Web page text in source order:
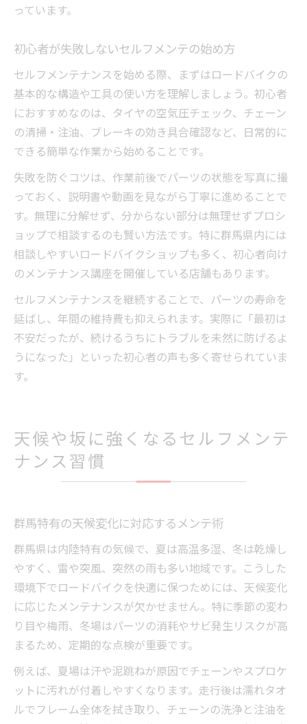
っています。
初心者が失敗しないセルフメンテの始め方
セルフメンテナンスを始める際、まずはロードバイクの
基本的な構造や工具の使い方を理解しましょう。初心者
におすすめなのは、タイヤの空気圧チェック、チェーン
の清掃・注油、ブレーキの効き具合確認など、日常的に
できる簡単な作業から始めることです。
失敗を防ぐコツは、作業前後でパーツの状態を写真に撮
っておく、説明書や動画を見ながら丁寧に進めることで
す。無理に分解せず、分からない部分は無理せずプロシ
ョップで相談するのも賢い方法です。特に群馬県内には
相談しやすいロードバイクショップも多く、初心者向け
のメンテナンス講座を開催している店舗もあります。
セルフメンテナンスを継続することで、パーツの寿命を
延ばし、年間の維持費も抑えられます。実際に「最初は
不安だったが、続けるうちにトラブルを未然に防げるよ
うになった」といった初心者の声も多く寄せられていま
す。
天候や坂に強くなるセルフメンテ
ナンス習慣
群馬特有の天候変化に対応するメンテ術
群馬県は内陸特有の気候で、夏は高温多湿、冬は乾燥し
やすく、雷や突風、突然の雨も多い地域です。こうした
環境下でロードバイクを快適に保つためには、天候変化
に応じたメンテナンスが欠かせません。特に季節の変わ
り目や梅雨、冬場はパーツの消耗やサビ発生リスクが高
まるため、定期的な点検が重要です。
例えば、夏場は汗や泥跳ねが原因でチェーンやスプロケ
ットに汚れが付着しやすくなります。走行後は濡れタオ
ルでフレーム全体を拭き取り、チェーンの洗浄と注油を